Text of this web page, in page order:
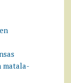
matala-